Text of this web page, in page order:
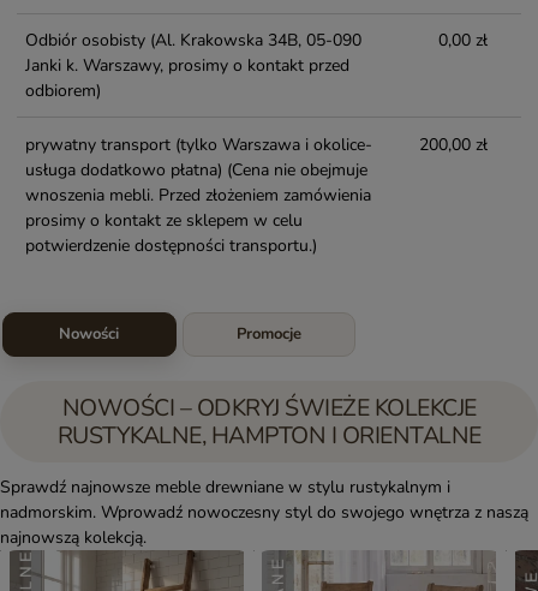
Odbiór osobisty (Al. Krakowska 34B, 05-090
Janki k. Warszawy, prosimy o kontakt przed
odbiorem)
0,00 zł
prywatny transport (tylko Warszawa i okolice-
usługa dodatkowo płatna) (Cena nie obejmuje
wnoszenia mebli. Przed złożeniem zamówienia
prosimy o kontakt ze sklepem w celu
potwierdzenie dostępności transportu.)
200,00 zł
Nowości Promocje
NOWOŚCI – ODKRYJ ŚWIEŻE KOLEKCJE
RUSTYKALNE, HAMPTON I ORIENTALNE
Sprawdź najnowsze meble drewniane w stylu rustykalnym i
nadmorskim. Wprowadź nowoczesny styl do swojego wnętrza z naszą
najnowszą kolekcją.